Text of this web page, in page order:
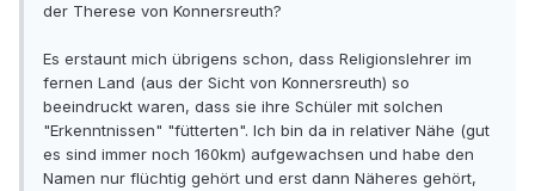
der Therese von Konnersreuth?
Es erstaunt mich übrigens schon, dass Religionslehrer im
fernen Land (aus der Sicht von Konnersreuth) so
beeindruckt waren, dass sie ihre Schüler mit solchen
"Erkenntnissen" "fütterten". Ich bin da in relativer Nähe (gut
es sind immer noch 160km) aufgewachsen und habe den
Namen nur flüchtig gehört und erst dann Näheres gehört,